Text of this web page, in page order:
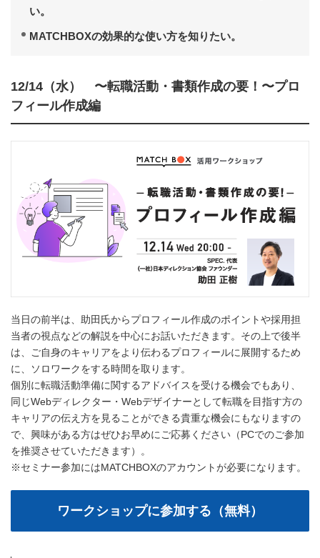
い。
MATCHBOXの効果的な使い方を知りたい。
12/14（水） 〜転職活動・書類作成の要！〜プロ
フィール作成編
当日の前半は、助田氏からプロフィール作成のポイントや採用担
当者の視点などの解説を中心にお話いただきます。その上で後半
は、ご自身のキャリアをより伝わるプロフィールに展開するため
に、ソロワークをする時間を取ります。
個別に転職活動準備に関するアドバイスを受ける機会でもあり、
同じWebディレクター・Webデザイナーとして転職を目指す方の
キャリアの伝え方を見ることができる貴重な機会にもなりますの
で、興味がある方はぜひお早めにご応募ください（PCでのご参加
を推奨させていただきます）。
※セミナー参加にはMATCHBOXのアカウントが必要になります。